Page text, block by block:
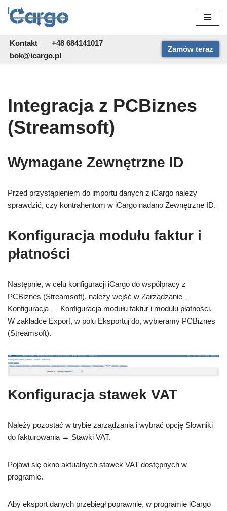
do
treści
Kontakt
+48 684141017
bok@icargo.pl
Zamów teraz
Integracja z PCBiznes
(Streamsoft)
Wymagane Zewnętrzne ID
Przed przystąpieniem do importu danych z iCargo należy
sprawdzić, czy kontrahentom w iCargo nadano Zewnętrzne ID.
Konfiguracja modułu faktur i
płatności
Następnie, w celu konfiguracji iCargo do współpracy z
PCBiznes (Streamsoft), należy wejść w Zarządzanie →
Konfiguracja → Konfiguracja modułu faktur i modułu płatności.
W zakładce Export, w polu Eksportuj do, wybieramy PCBiznes
(Streamsoft).
Konfiguracja stawek VAT
Należy pozostać w trybie zarządzania i wybrać opcję Słowniki
do fakturowania → Stawki VAT.
Pojawi się okno aktualnych stawek VAT dostępnych w
programie.
Aby eksport danych przebiegł poprawnie, w programie iCargo